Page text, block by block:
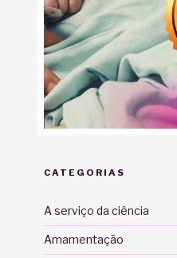
CATEGORIAS
A serviço da ciência
Amamentação